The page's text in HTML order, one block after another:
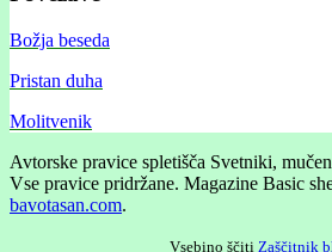
Božja beseda
Pristan duha
Molitvenik
Avtorske pravice spletišča Svetniki,
Vse pravice pridržane. Magazine Basic
bavotasan.com.
Vsebino ščiti Zaščitnik